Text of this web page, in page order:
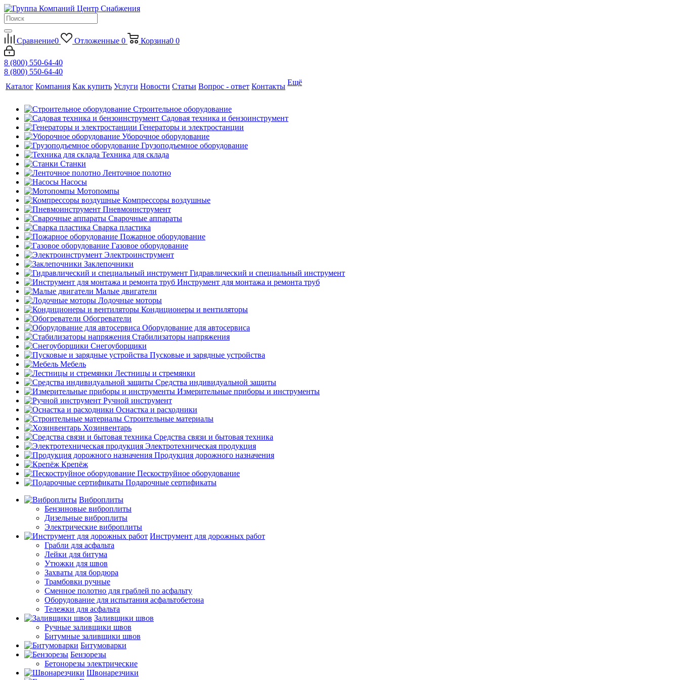
Сравнение0 Отложенные 0 Корзина0 0
8 (800) 550-64-40
8 (800) 550-64-40
Каталог Компания Как купить Услуги Новости Статьи Вопрос - ответ Контакты Ещё
Строительное оборудование
Садовая техника и бензоинструмент
Генераторы и электростанции
Уборочное оборудование
Грузоподъемное оборудование
Техника для склада
Станки
Ленточное полотно
Насосы
Мотопомпы
Компрессоры воздушные
Пневмоинструмент
Сварочные аппараты
Сварка пластика
Пожарное оборудование
Газовое оборудование
Электроинструмент
Заклепочники
Гидравлический и специальный инструмент
Инструмент для монтажа и ремонта труб
Малые двигатели
Лодочные моторы
Кондиционеры и вентиляторы
Обогреватели
Оборудование для автосервиса
Стабилизаторы напряжения
Снегоуборщики
Пусковые и зарядные устройства
Мебель
Лестницы и стремянки
Средства индивидуальной защиты
Измерительные приборы и инструменты
Ручной инструмент
Оснастка и расходники
Строительные материалы
Хозинвентарь
Средства связи и бытовая техника
Электротехническая продукция
Продукция дорожного назначения
Крепёж
Пескоструйное оборудование
Подарочные сертификаты
Виброплиты
Бензиновые виброплиты
Дизельные виброплиты
Электрические виброплиты
Инструмент для дорожных работ
Грабли для асфальта
Лейки для битума
Утюжки для швов
Захваты для бордюра
Трамбовки ручные
Сменное полотно для граблей по асфальту
Оборудование для испытания асфальтобетона
Тележки для асфальта
Заливщики швов
Ручные заливщики швов
Битумные заливщики швов
Битумоварки
Бензорезы
Бетонорезы электрические
Швонарезчики